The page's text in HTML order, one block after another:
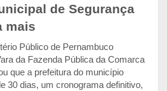
de Segurança
mais
Público de Pernambuco
da Fazenda Pública da Comarca
que a prefeitura do município
30 dias, um cronograma definitivo,